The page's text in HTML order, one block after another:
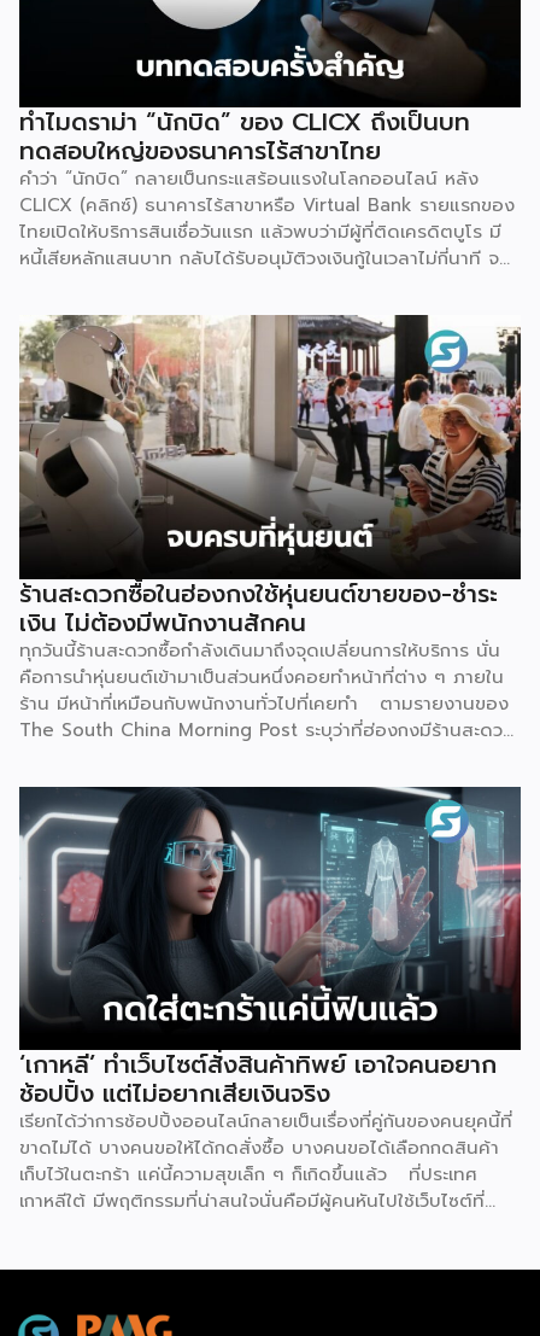
ทำไมดราม่า “นักบิด” ของ CLICX ถึงเป็นบท
ทดสอบใหญ่ของธนาคารไร้สาขาไทย
คำว่า “นักบิด” กลายเป็นกระแสร้อนแรงในโลกออนไลน์ หลัง
CLICX (คลิกซ์) ธนาคารไร้สาขาหรือ Virtual Bank รายแรกของ
ไทยเปิดให้บริการสินเชื่อวันแรก แล้วพบว่ามีผู้ที่ติดเครดิตบูโร มี
หนี้เสียหลักแสนบาท กลับได้รับอนุมัติวงเงินกู้ในเวลาไม่กี่นาที จน
ผู้สมัครที่มีประวัติการเงินดีบางรายกลับถูกระบบปฏิเสธ
เหตุการณ์นี้ไม่ใช่แค่ดราม่าบนโลกออนไลน์เท่านั้น แต่เป็นกรณี
ศึกษาที่สะท้อนธรรมชาติของโมเดลธุรกิจใหม่ที่กำลังจะเปลี่ยน
โครงสร้างการเงินไทย นั่นคือ Virtual Bank ซึ่งผู้ประกอบการ
SME ควรทำความเข้าใจให้ลึกกว่าพาดหัวข่าว เพราะทั้งโอกาส และ
ความเสี่ยงที่เกิดขึ้นล้วนเกี่ยวข้องกับการเข้าถึงแหล่งทุนของธุรกิจ
รายย่อยโดยตรง ก่อนอื่นมาทำความเข้าใจกันก่อนว่า Virtual
Bank คืออะไร ต่างจากธนาคารเดิมตรงไหน คำตอบเรื่องนี้
อธิบายให้เข้าใจว่านี่ คือธนาคารที่ได้รับใบอนุญาตเต็มรูปแบบจาก
ธนาคารแห่งประเทศไทย (ธปท.) เหมือนธนาคารพาณิชย์ทั่วไปทุก
ประการ ต่างกันที่ไม่มีหน้าสาขาให้เดินเข้าไปทำธุรกรรม ทุกอย่าง
ตั้งแต่เปิดบัญชี ฝาก-ถอน โอนเงิน ไปจนถึงขอสินเชื่อ จะทำผ่าน
แอปพลิเคชันทั้งหมด จุดนี้คือสิ่งที่ทำให้ Virtual Bank ต่าง
จาก Mobile Banking ของธนาคารทั่วไปที่เราคุ้นเคย เพราะ
Mobile […]
ร้านสะดวกซื้อในฮ่องกงใช้หุ่นยนต์ขายของ-ชำระ
เงิน ไม่ต้องมีพนักงานสักคน
ทุกวันนี้ร้านสะดวกซื้อกำลังเดินมาถึงจุดเปลี่ยนการให้บริการ นั่น
คือการนำหุ่นยนต์เข้ามาเป็นส่วนหนึ่งคอยทำหน้าที่ต่าง ๆ ภายใน
ร้าน มีหน้าที่เหมือนกับพนักงานทั่วไปที่เคยทำ ตามรายงานของ
The South China Morning Post ระบุว่าที่ฮ่องกงมีร้านสะดวก
แปลกใหม่ด้วยการใช้หุ่นยนต์ฮิวมานอยด์เพียงตัวเดียวเป็นผู้
ควบคุมทุกอย่าง ซึ่งร้านแห่งนี้ตั้งอยู่ริมน้ำหงฮอม เปิดให้บริการ
ตลอด 24 ชั่วโมง แน่นอนว่าความพิเศษอยู่ที่การบริหารจัดการ
โดย “Xiao Gai” หุ่นยนต์ที่ถูกสร้างจากบริษัท Galbot ซึ่งเป็น
บริษัทด้านปัญญาประดิษฐ์ (AI) และหุ่นยนต์ในปักกิ่ง ด้วยความ
สูง 5 ฟุต 6 นิ้ว จึงทำหน้าที่ได้อย่างหลากหลาย ไม่ว่าจะเป็น การ
จัดเรียงสินค้าบนชั้นวาง, หยิบสินค้า และให้บริการลูกค้าเรื่องของ
การชำระเงิน ตามรายงานของ Galbot ระบุว่า “Xiao Gai”
สามารถสนทนากับลูกค้า, พูดคุยได้หลายภาษา, จำหน่ายสินค้าทุก
อย่าง ตั้งแต่ขนมขบเคี้ยวไปจนถึงยาที่หาซื้อได้ทั่วไป โดยความ
แปลกใหม่ของร้านค้าแห่งนี้คาดการณ์ว่าจะช่วยเพิ่มจำนวนผู้คน
สัญจรไป-มาในพื้นที่มากถึง 40% พร้อมกับตั้งเป้าวางแผนที่จะ
เปิดร้านค้าขนาดเล็กที่บริหารจัดการด้วยหุ่นยนต์อีก 100 แห่ง ใน
[…]
‘เกาหลี’ ทำเว็บไซต์สั่งสินค้าทิพย์ เอาใจคนอยาก
ช้อปปิ้ง แต่ไม่อยากเสียเงินจริง
เรียกได้ว่าการช้อปปิ้งออนไลน์กลายเป็นเรื่องที่คู่กันของคนยุคนี้ที่
ขาดไม่ได้ บางคนขอให้ได้กดสั่งซื้อ บางคนขอได้เลือกกดสินค้า
เก็บไว้ในตะกร้า แค่นี้ความสุขเล็ก ๆ ก็เกิดขึ้นแล้ว ที่ประเทศ
เกาหลีใต้ มีพฤติกรรมที่น่าสนใจนั่นคือมีผู้คนหันไปใช้เว็บไซต์ที่